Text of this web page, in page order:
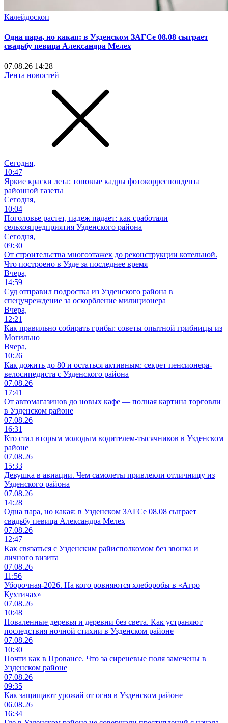
Калейдоскоп
Одна пара, но какая: в Узденском ЗАГСе 08.08 сыграет
свадьбу певица Александра Мелех
07.08.26 14:28
Лента новостей
Сегодня,
10:47
Яркие краски лета: топовые кадры фотокорреспондента
районной газеты
Сегодня,
10:04
Поголовье растет, падеж падает: как сработали
сельхозпредприятия Узденского района
Сегодня,
09:30
От строительства многоэтажек до реконструкции котельной.
Что построено в Узде за последнее время
Вчера,
14:59
Суд отправил подростка из Узденского района в
спецучреждение за оскорбление милиционера
Вчера,
12:21
Как правильно собирать грибы: советы опытной грибницы из
Могильно
Вчера,
10:26
Как дожить до 80 и остаться активным: секрет пенсионера-
велосипедиста с Узденского района
07.08.26
17:41
От автомагазинов до новых кафе — полная картина торговли
в Узденском районе
07.08.26
16:31
Кто стал вторым молодым водителем-тысячников в Узденском
районе
07.08.26
15:33
Девушка в авиации. Чем самолеты привлекли отличницу из
Узденского района
07.08.26
14:28
Одна пара, но какая: в Узденском ЗАГСе 08.08 сыграет
свадьбу певица Александра Мелех
07.08.26
12:47
Как связаться с Узденским райисполкомом без звонка и
личного визита
07.08.26
11:56
Уборочная-2026. На кого ровняются хлеборобы в «Агро
Кухтичах»
07.08.26
10:48
Поваленные деревья и деревни без света. Как устраняют
последствия ночной стихии в Узденском районе
07.08.26
10:30
Почти как в Провансе. Что за сиреневые поля замечены в
Узденском районе
07.08.26
09:35
Как защищают урожай от огня в Узденском районе
06.08.26
16:34